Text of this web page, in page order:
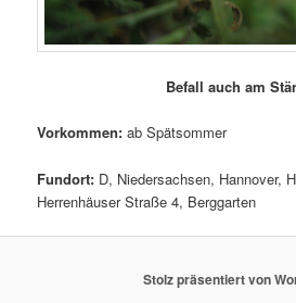
Befall auch am
Vorkommen: ab Spätsommer
Fundort: D, Niedersachsen, Hannover,
Herrenhäuser Straße 4, Berggarten
Stolz präsentiert von